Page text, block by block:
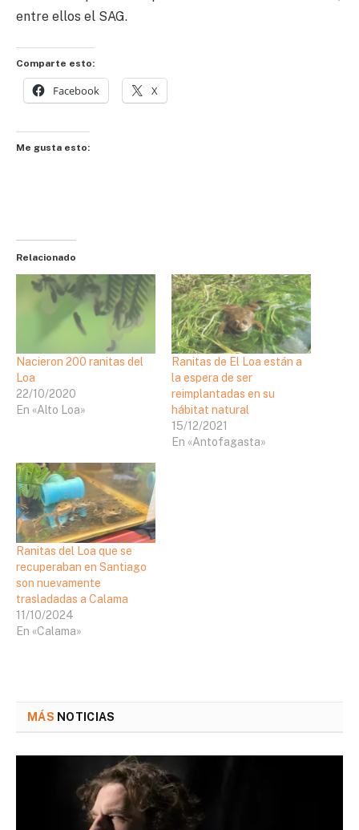
entre ellos el SAG.
Comparte esto:
Facebook X
Me gusta esto:
Relacionado
Nacieron 200 ranitas del
Loa
22/10/2020
En «Alto Loa»
Ranitas de El Loa están a
la espera de ser
reimplantadas en su
hábitat natural
15/12/2021
En «Antofagasta»
Ranitas del Loa que se
recuperaban en Santiago
son nuevamente
trasladadas a Calama
11/10/2024
En «Calama»
MÁS NOTICIAS